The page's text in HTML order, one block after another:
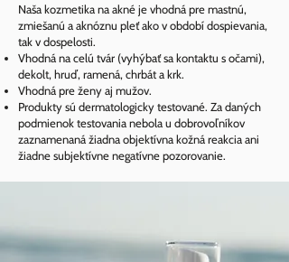
Naša kozmetika na akné je vhodná pre mastnú,
zmiešanú a aknóznu pleť ako v období dospievania,
tak v dospelosti.
Vhodná na celú tvár (vyhýbať sa kontaktu s očami),
dekolt, hruď, ramená, chrbát a krk.
Vhodná pre ženy aj mužov.
Produkty sú dermatologicky testované. Za daných
podmienok testovania nebola u dobrovoľníkov
zaznamenaná žiadna objektívna kožná reakcia ani
žiadne subjektívne negatívne pozorovanie.